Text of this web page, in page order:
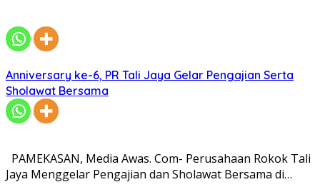
Anniversary ke-6, PR Tali Jaya Gelar Pengajian Serta
Sholawat Bersama
PAMEKASAN, Media Awas. Com- Perusahaan Rokok Tali
Jaya Menggelar Pengajian dan Sholawat Bersama di…